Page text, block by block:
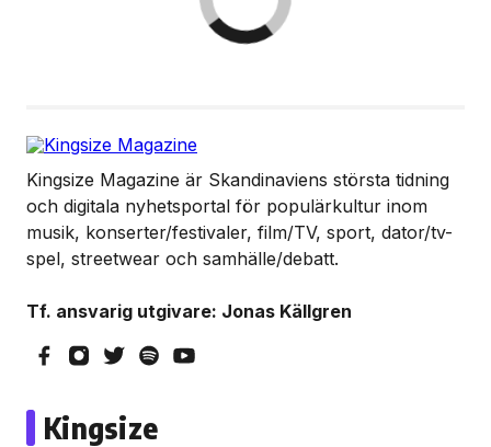
Kingsize Magazine är Skandinaviens största tidning
och digitala nyhetsportal för populärkultur inom
musik, konserter/festivaler, film/TV, sport, dator/tv-
spel, streetwear och samhälle/debatt.
Tf. ansvarig utgivare: Jonas Källgren
Kingsize